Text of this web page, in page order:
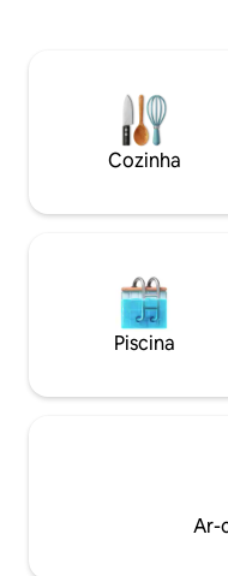
na estação. Perto de
ricas em tradição, este
como base para explorar a ilha.
alugado pode ser
campo.
Cozinha
Piscina
Ar-